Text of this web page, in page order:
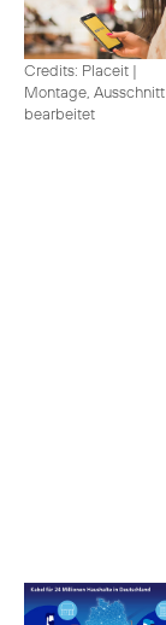
Credits: Placeit |
Montage, Ausschnitt
bearbeitet